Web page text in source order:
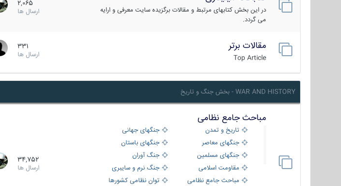
در این بخش کتابهای مرتبط و مقالات برگزیده سایت معرفی و ارایه
می گردد.
2,065
ارسال ها
مقالات برتر
Top Article
331
ارسال ها
WAR AND HISTORY - بخش جنگ و تاریخ
مباحث جامع نظامی
تاریخ و تمدن
جنگهای جهانی
جنگهای معاصر
جنگهای باستان
جنگهای مسلمین
جنگ آوران
مقاومت اسلامی
جنگ نرم و سایبری
مباحث جامع نظامی
توان نظامی کشورها
34,752
ارسال ها